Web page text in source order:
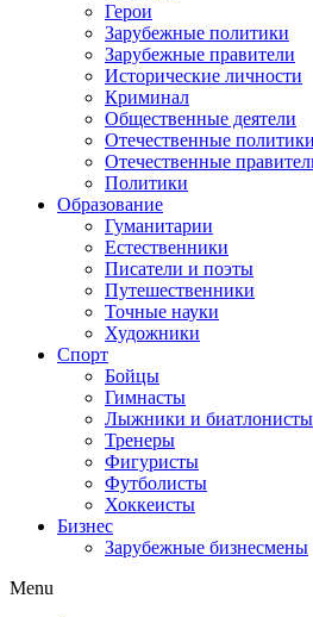
Герои
Зарубежные политики
Зарубежные правители
Исторические личности
Криминал
Общественные деятели
Отечественные политики
Отечественные
Политики
Образование
Гуманитарии
Естественники
Писатели и поэты
Путешественники
Точные науки
Художники
Спорт
Бойцы
Гимнасты
Лыжники и биатлонисты
Тренеры
Фигуристы
Футболисты
Хоккеисты
Бизнес
Зарубежные бизнесмены
Menu